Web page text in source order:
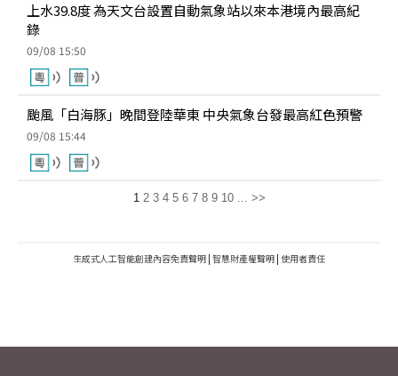
上水39.8度 為天文台設置自動氣象站以來本港境內最高紀
錄
09/08 15:50
颱風「白海豚」晚間登陸華東 中央氣象台發最高紅色預警
09/08 15:44
1 2 3 4 5 6 7 8 9 10 ... >>
生成式人工智能創建內容免責聲明 | 智慧財產權聲明 | 使用者責任